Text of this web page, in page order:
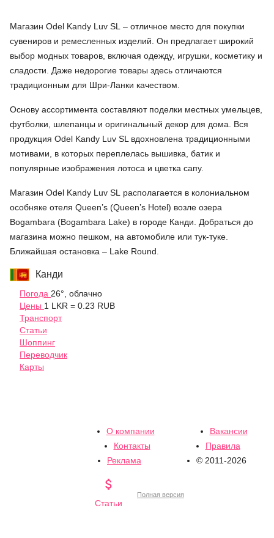
Магазин Odel Kandy Luv SL – отличное место для покупки
сувениров и ремесленных изделий. Он предлагает широкий
выбор модных товаров, включая одежду, игрушки, косметику и
сладости. Даже недорогие товары здесь отличаются
традиционным для Шри-Ланки качеством.
Основу ассортимента составляют поделки местных умельцев,
футболки, шлепанцы и оригинальный декор для дома. Вся
продукция Odel Kandy Luv SL вдохновлена традиционными
мотивами, в которых переплелась вышивка, батик и
популярные изображения лотоса и цветка сапу.
Магазин Odel Kandy Luv SL располагается в колониальном
особняке отеля Queen’s (Queen’s Hotel) возле озера
Bogambara (Bogambara Lake) в городе Канди. Добраться до
магазина можно пешком, на автомобиле или тук-туке.
Ближайшая остановка – Lake Round.
Канди
Погода 26°, облачно
Цены 1 LKR = 0.23 RUB
Транспорт
Статьи
Шоппинг
Переводчик
Карты
О компании
Вакансии
Контакты
Правила
Реклама
© 2011-2026

Статьи
Полная версия